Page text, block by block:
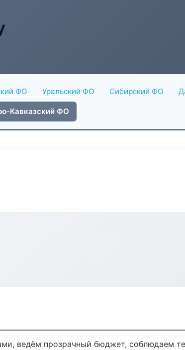
ФО Уральский ФО Сибирский ФО
Кавказский ФО
ведём прозрачный бюджет, соблюдаем